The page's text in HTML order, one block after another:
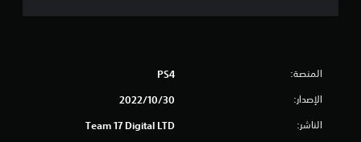
المنصة: PS4
الإصدار: 30‏/10‏/2022
الناشر: Team 17 Digital LTD